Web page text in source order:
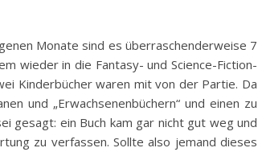
Monate sind es überraschenderweise 7
wieder in die Fantasy- und Science-Fiction-
Kinderbücher waren mit von der Partie. Da
und „Erwachsenenbüchern“ und einen zu
gesagt: ein Buch kam gar nicht gut weg und
zu verfassen. Sollte also jemand dieses